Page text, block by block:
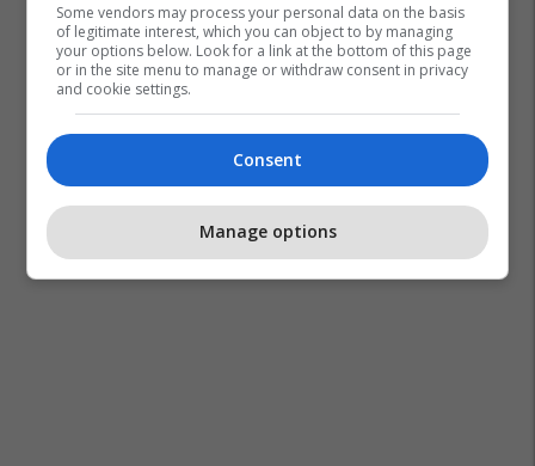
Some vendors may process your personal data on the basis
of legitimate interest, which you can object to by managing
your options below. Look for a link at the bottom of this page
or in the site menu to manage or withdraw consent in privacy
and cookie settings.
Consent
Manage options